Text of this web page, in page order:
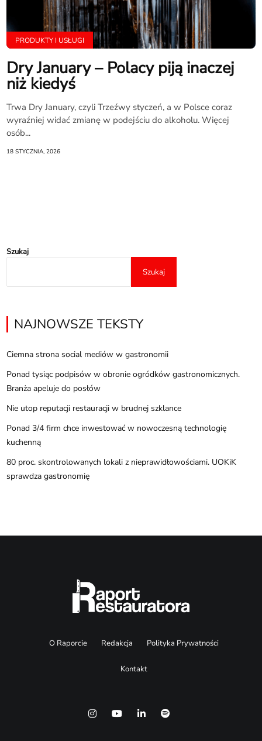
PRODUKTY I USŁUGI
Dry January – Polacy piją inaczej
niż kiedyś
Trwa Dry January, czyli Trzeźwy styczeń, a w Polsce coraz
wyraźniej widać zmianę w podejściu do alkoholu. Więcej
osób...
18 STYCZNIA, 2026
Szukaj
Szukaj
NAJNOWSZE TEKSTY
Ciemna strona social mediów w gastronomii
Ponad tysiąc podpisów w obronie ogródków gastronomicznych.
Branża apeluje do posłów
Nie utop reputacji restauracji w brudnej szklance
Ponad 3/4 firm chce inwestować w nowoczesną technologię
kuchenną
80 proc. skontrolowanych lokali z nieprawidłowościami. UOKiK
sprawdza gastronomię
O Raporcie Redakcja Polityka Prywatności
Kontakt